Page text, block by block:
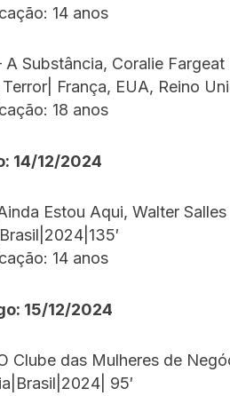
14 anos
A Substância, Coralie Fargeat
França, EUA, Reino
18 anos
14/12/2024
Estou Aqui, Walter Salles
14 anos
15/12/2024
Clube das Mulheres de
95′